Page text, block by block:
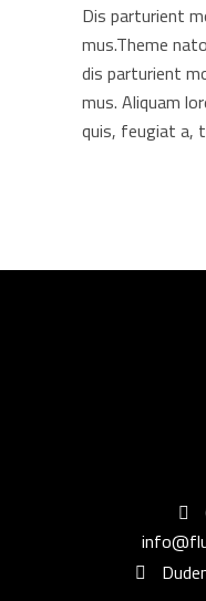
Dis parturient
mus.Theme
dis parturient
mus. Aliquam
quis, feugiat a,